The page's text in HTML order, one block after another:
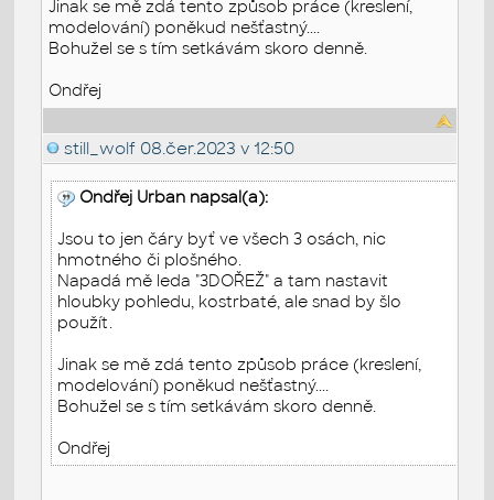
Jinak se mě zdá tento způsob práce (kreslení,
modelování) poněkud nešťastný....
Bohužel se s tím setkávám skoro denně.
Ondřej
still_wolf 08.čer.2023 v 12:50
Ondřej Urban napsal(a):
Jsou to jen čáry byť ve všech 3 osách, nic
hmotného či plošného.
Napadá mě leda "3DOŘEŽ" a tam nastavit
hloubky pohledu, kostrbaté, ale snad by šlo
použít.
Jinak se mě zdá tento způsob práce (kreslení,
modelování) poněkud nešťastný....
Bohužel se s tím setkávám skoro denně.
Ondřej